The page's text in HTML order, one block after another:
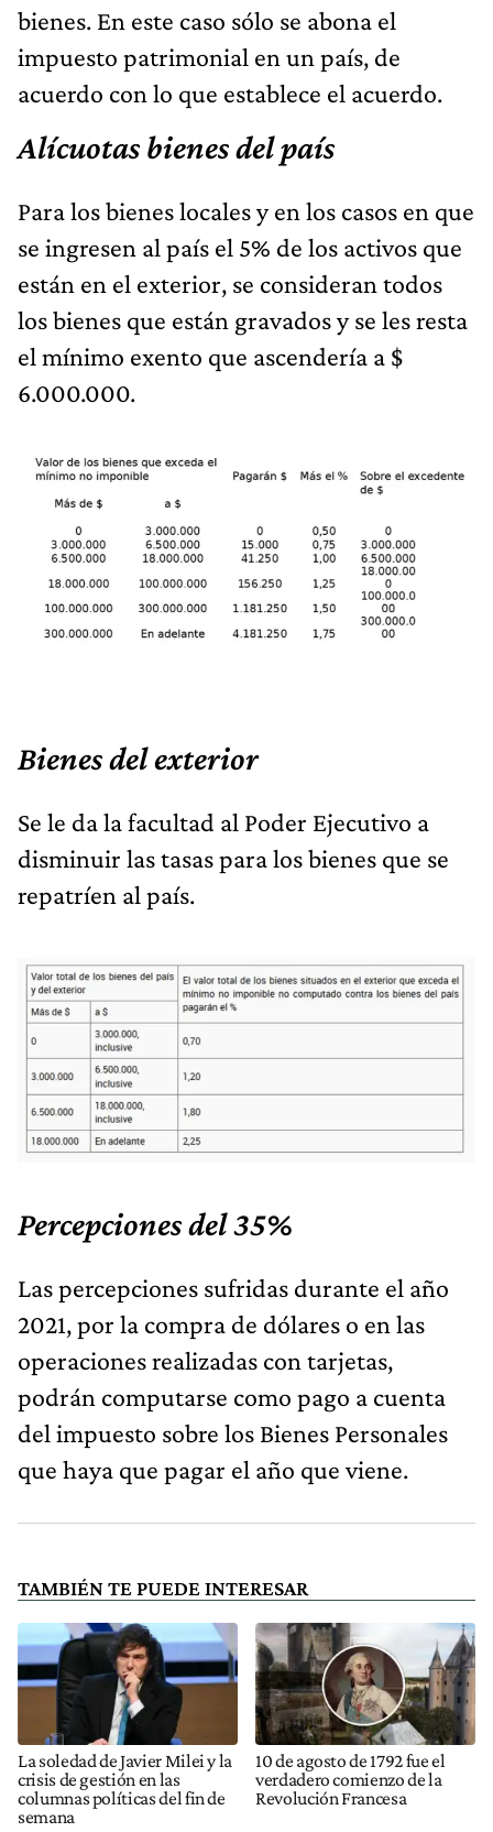
bienes. En este caso sólo se abona el
impuesto patrimonial en un país, de
acuerdo con lo que establece el acuerdo.
Alícuotas bienes del país
Para los bienes locales y en los casos en que
se ingresen al país el 5% de los activos que
están en el exterior, se consideran todos
los bienes que están gravados y se les resta
el mínimo exento que ascendería a $
6.000.000.
Bienes del exterior
Se le da la facultad al Poder Ejecutivo a
disminuir las tasas para los bienes que se
repatríen al país.
Percepciones del 35%
Las percepciones sufridas durante el año
2021, por la compra de dólares o en las
operaciones realizadas con tarjetas,
podrán computarse como pago a cuenta
del impuesto sobre los Bienes Personales
que haya que pagar el año que viene.
TAMBIÉN TE PUEDE INTERESAR
La soledad de Javier Milei y la
crisis de gestión en las
columnas políticas del fin de
semana
10 de agosto de 1792 fue el
verdadero comienzo de la
Revolución Francesa